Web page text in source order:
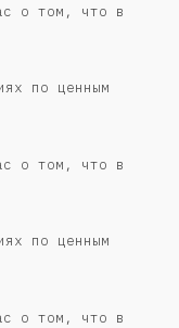
о том, что в
по ценным
о том, что в
по ценным
о том, что в